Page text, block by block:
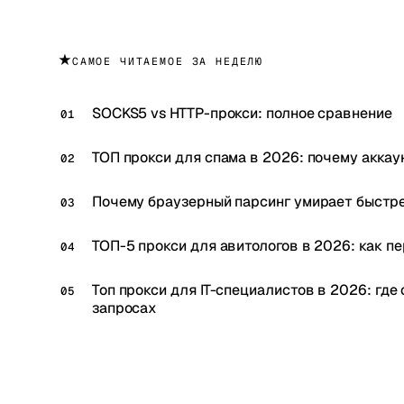
★САМОЕ ЧИТАЕМОЕ ЗА НЕДЕЛЮ
SOCKS5 vs HTTP-прокси: полное сравнение
ТОП прокси для спама в 2026: почему
Почему браузерный парсинг умирает
ТОП-5 прокси для авитологов в 2026: как
Топ прокси для IT-специалистов в 2026:
запросах